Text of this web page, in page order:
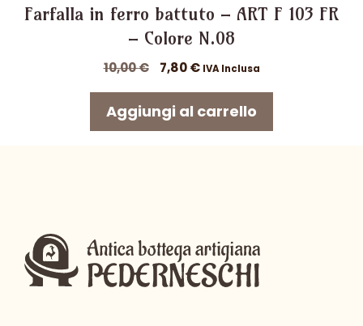
Farfalla in ferro battuto – ART F 103 FR
– Colore N.08
10,00€
Il
originale
era:
7,80€Il
attuale
IVA Inclusa
Aggiungi al carrello